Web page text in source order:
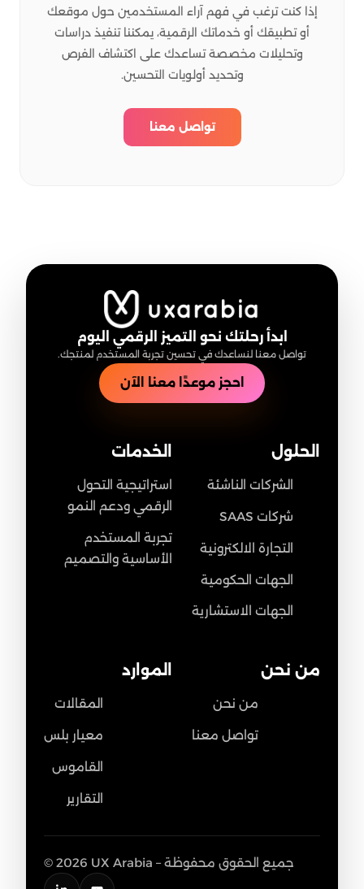
إذا كنت ترغب في فهم آراء المستخدمين حول موقعك
أو تطبيقك أو خدماتك الرقمية، يمكننا تنفيذ دراسات
وتحليلات مخصصة تساعدك على اكتشاف الفرص
وتحديد أولويات التحسين.
تواصل معنا
ابدأ رحلتك نحو التميز الرقمي اليوم
تواصل معنا لنساعدك في تحسين تجربة المستخدم لمنتجك.
احجز موعدًا معنا الآن
الخدمات
استراتيجية التحول
الرقمي ودعم النمو
تجربة المستخدم
الأساسية والتصميم
الحلول
الشركات الناشئة
شركات SAAS
التجارة الالكترونية
الجهات الحكومية
الجهات الاستشارية
الموارد
المقالات
معيار بلس
القاموس
التقارير
من نحن
من نحن
تواصل معنا
© 2026 UX Arabia – جميع الحقوق محفوظة